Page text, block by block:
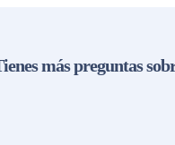
más preguntas